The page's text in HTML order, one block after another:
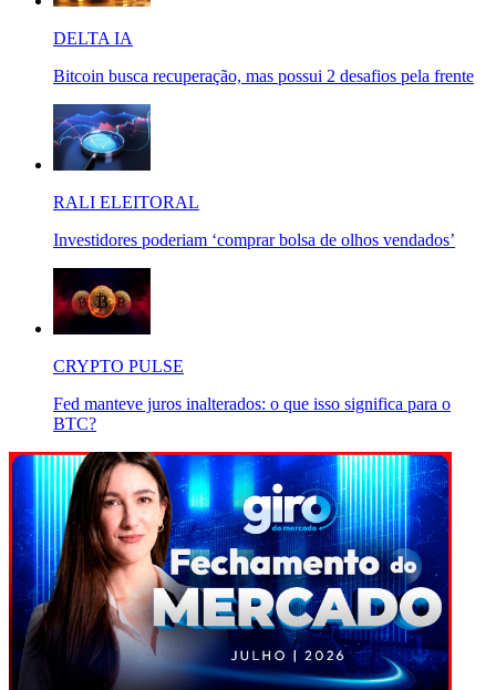
DELTA IA
Bitcoin busca recuperação, mas possui 2 desafios pela frente
RALI ELEITORAL
Investidores poderiam ‘comprar bolsa de olhos vendados’
CRYPTO PULSE
Fed manteve juros inalterados: o que isso significa para o
BTC?